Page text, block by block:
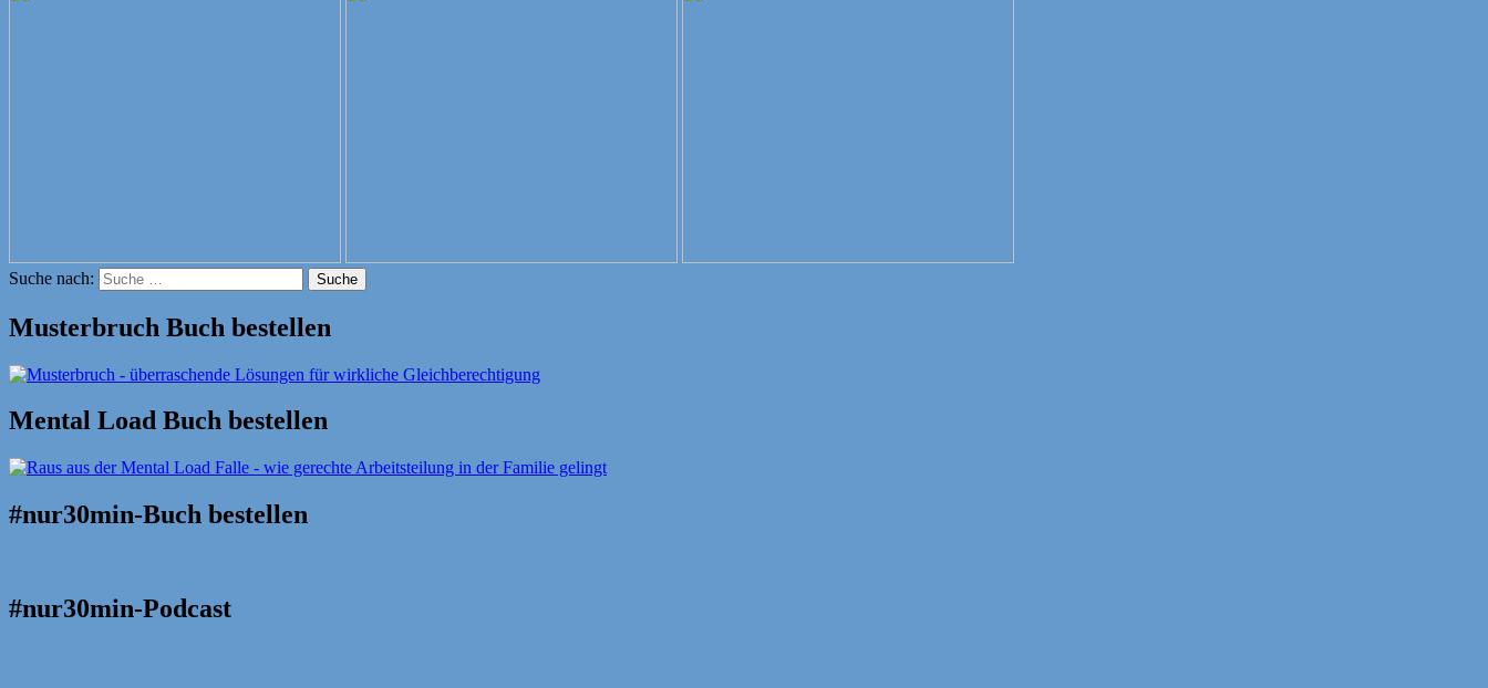
Suche nach: Suche
Musterbruch Buch bestellen
Mental Load Buch bestellen
#nur30min-Buch bestellen
#nur30min-Podcast